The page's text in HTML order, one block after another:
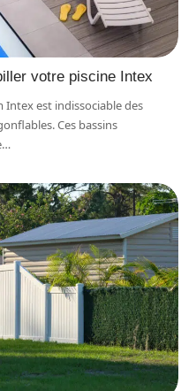
votre piscine Intex
Intex est indissociable des
Ces bassins
…